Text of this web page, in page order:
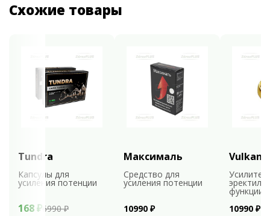
Схожие товары
Tundra
Капсулы для
усиления потенции
168 ₽ 6990 ₽
Максималь
Средство для
усиления потенции
10990 ₽
Vulkan
функции
10990 ₽